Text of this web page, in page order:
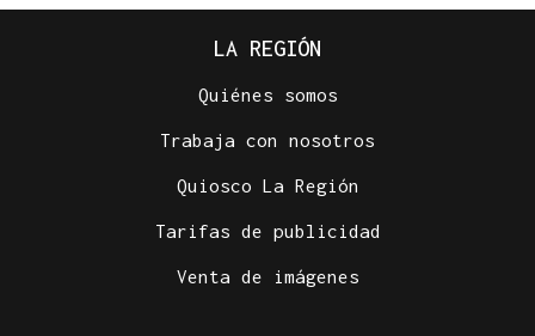
LA REGIÓN
Quiénes somos
Trabaja con nosotros
Quiosco La Región
Tarifas de publicidad
Venta de imágenes